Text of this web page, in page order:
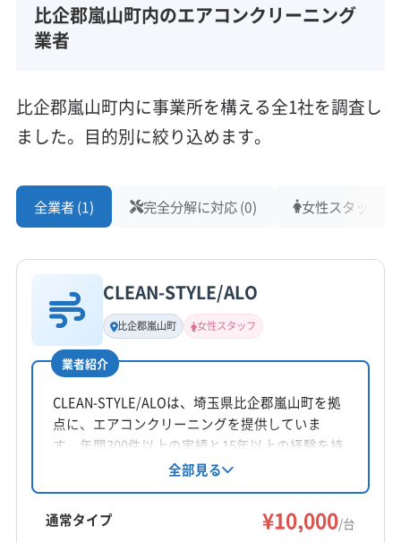
比企郡嵐山町内のエアコンクリーニング
業者
比企郡嵐山町内に事業所を構える全1社を調査し
ました。目的別に絞り込めます。
全業者 (1) 完全分解に対応 (0) 女性スタッフ在
CLEAN-STYLE/ALO
比企郡嵐山町 女性スタッフ
業者紹介
CLEAN-STYLE/ALOは、埼玉県比企郡嵐山町を拠
点に、エアコンクリーニングを提供していま
す。年間300件以上の実績と15年以上の経験を持
つベテランスタッフが、家庭用エアコンを中心
に丁寧な作業を心がけている点が特徴です。土
日祝日も対応可能で、女性スタッフの指名も可
能です。防カビ・抗菌コーティングも提供して
全部見る
通常タイプ ¥10,000/台